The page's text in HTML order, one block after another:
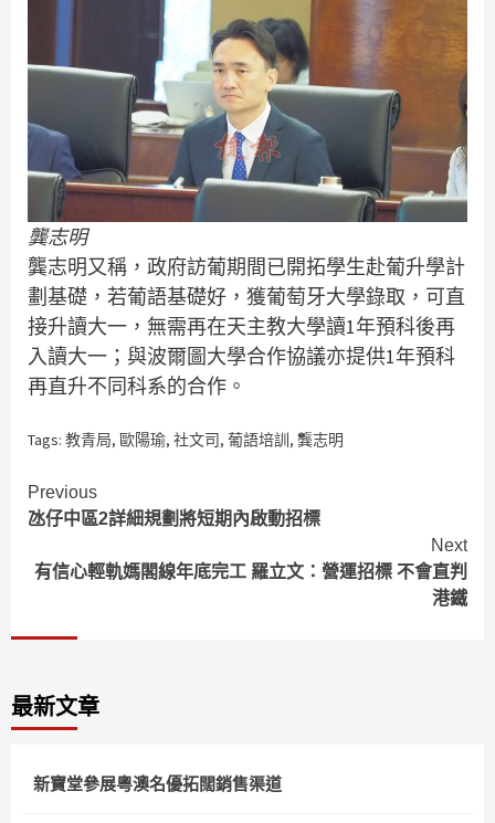
龔志明
龔志明又稱，政府訪葡期間已開拓學生赴葡升學計
劃基礎，若葡語基礎好，獲葡萄牙大學錄取，可直
接升讀大一，無需再在天主教大學讀1年預科後再
入讀大一；與波爾圖大學合作協議亦提供1年預科
再直升不同科系的合作。
Tags: 教青局, 歐陽瑜, 社文司, 葡語培訓, 龔志明
Continue
Reading
Previous
氹仔中區2詳細規劃將短期內啟動招標
Next
有信心輕軌媽閣線年底完工 羅立文：營運招標 不會直判
港鐵
最新文章
新寶堂參展粵澳名優拓闊銷售渠道